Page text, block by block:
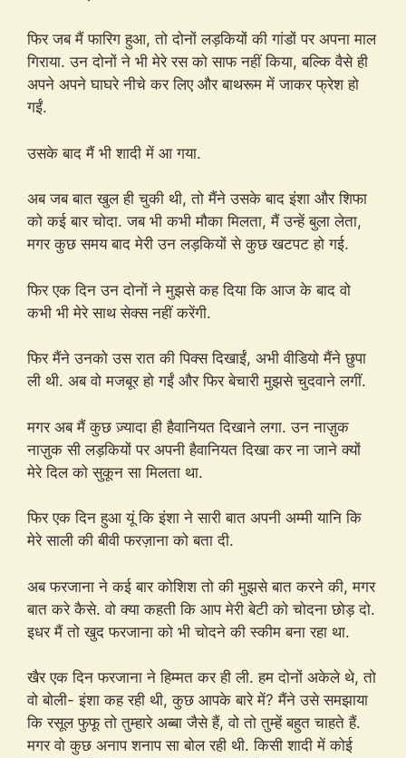
फिर जब मैं फारिग हुआ, तो दोनों लड़कियों की गांडों पर अपना माल
गिराया. उन दोनों ने भी मेरे रस को साफ नहीं किया, बल्कि वैसे ही
अपने अपने घाघरे नीचे कर लिए और बाथरूम में जाकर फ्रेश हो
गईं.
उसके बाद मैं भी शादी में आ गया.
अब जब बात खुल ही चुकी थी, तो मैंने उसके बाद इंशा और शिफा
को कई बार चोदा. जब भी कभी मौका मिलता, मैं उन्हें बुला लेता,
मगर कुछ समय बाद मेरी उन लड़कियों से कुछ खटपट हो गई.
फिर एक दिन उन दोनों ने मुझसे कह दिया कि आज के बाद वो
कभी भी मेरे साथ सेक्स नहीं करेंगी.
फिर मैंने उनको उस रात की पिक्स दिखाईं, अभी वीडियो मैंने छुपा
ली थी. अब वो मजबूर हो गईं और फिर बेचारी मुझसे चुदवाने लगीं.
मगर अब मैं कुछ ज़्यादा ही हैवानियत दिखाने लगा. उन नाज़ुक
नाज़ुक सी लड़कियों पर अपनी हैवानियत दिखा कर ना जाने क्यों
मेरे दिल को सुकून सा मिलता था.
फिर एक दिन हुआ यूं कि इंशा ने सारी बात अपनी अम्मी यानि कि
मेरे साली की बीवी फरज़ाना को बता दी.
अब फरजाना ने कई बार कोशिश तो की मुझसे बात करने की, मगर
बात करे कैसे. वो क्या कहती कि आप मेरी बेटी को चोदना छोड़ दो.
इधर मैं तो खुद फरजाना को भी चोदने की स्कीम बना रहा था.
खैर एक दिन फरजाना ने हिम्मत कर ही ली. हम दोनों अकेले थे, तो
वो बोली- इंशा कह रही थी, कुछ आपके बारे में? मैंने उसे समझाया
कि रसूल फुफू तो तुम्हारे अब्बा जैसे हैं, वो तो तुम्हें बहुत चाहते हैं.
मगर वो कुछ अनाप शनाप सा बोल रही थी. किसी शादी में कोई